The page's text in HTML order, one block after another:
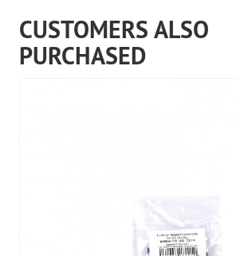
CUSTOMERS ALSO
PURCHASED